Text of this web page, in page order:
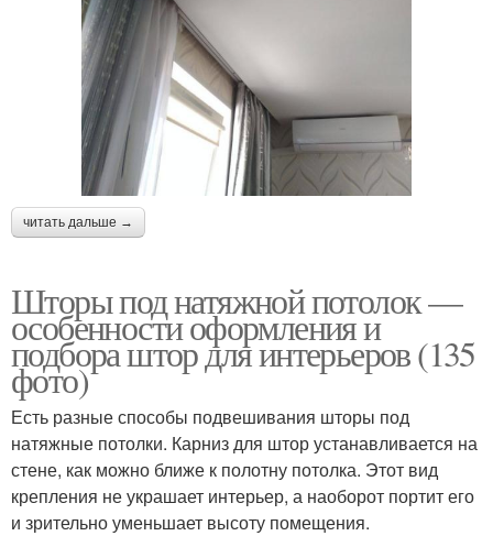
читать дальше →
Шторы под натяжной потолок —
особенности оформления и
подбора штор для интерьеров (135
фото)
Есть разные способы подвешивания шторы под
натяжные потолки. Карниз для штор устанавливается на
стене, как можно ближе к полотну потолка. Этот вид
крепления не украшает интерьер, а наоборот портит его
и зрительно уменьшает высоту помещения.